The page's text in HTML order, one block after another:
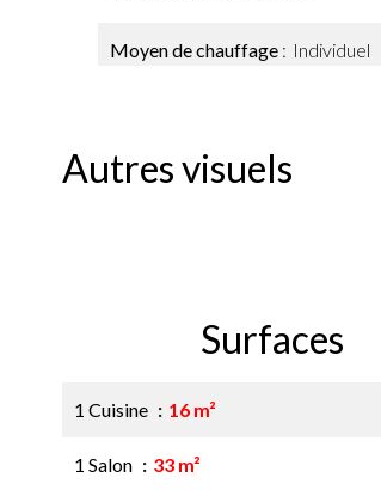
Moyen de chauffage Individuel
Autres visuels
Surfaces
1 Cuisine 16 m²
1 Salon 33 m²